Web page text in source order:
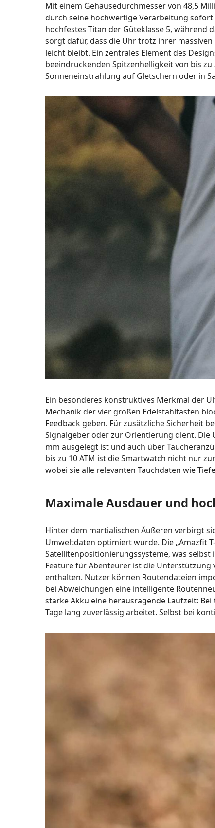
Mit einem Gehäusedurchmesser von 48,5
durch seine hochwertige Verarbeitung sofort
hochfestes Titan der Güteklasse 5, während
sorgt dafür, dass die Uhr trotz ihrer
leicht bleibt. Ein zentrales Element des
beeindruckenden Spitzenhelligkeit von bis
Sonneneinstrahlung auf Gletschern oder in
Ein besonderes konstruktives Merkmal der
Mechanik der vier großen Edelstahltasten
Feedback geben. Für zusätzliche Sicherheit
Signalgeber oder zur Orientierung dient. Die
mm ausgelegt ist und auch über
bis zu 10 ATM ist die Smartwatch nicht nur
wobei sie alle relevanten Tauchdaten wie
Maximale Ausdauer und
Hinter dem martialischen Äußeren verbirgt
Umweltdaten optimiert wurde. Die „Amazfit
Satellitenpositionierungssysteme, was
Feature für Abenteurer ist die
enthalten. Nutzer können Routendateien
bei Abweichungen eine intelligente
starke Akku eine herausragende Laufzeit:
Tage lang zuverlässig arbeitet. Selbst bei